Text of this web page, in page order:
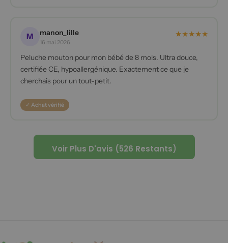
M manon_lille
16 mai 2026
★★★★★
Peluche mouton pour mon bébé de 8 mois. Ultra douce,
certifiée CE, hypoallergénique. Exactement ce que je
cherchais pour un tout-petit.
✓ Achat vérifié
Voir Plus D'avis (526 Restants)